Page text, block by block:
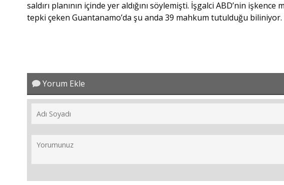
saldırı planının içinde yer aldığını söylemişti. İşgalci ABD’nin
tepki çeken Guantanamo’da şu anda 39 mahkum tutulduğu biliniyor.
Yorum Ekle